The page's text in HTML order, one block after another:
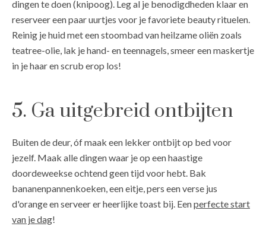
dingen te doen (knipoog). Leg al je benodigdheden klaar en
reserveer een paar uurtjes voor je favoriete beauty rituelen.
Reinig je huid met een stoombad van heilzame oliën zoals
teatree-olie, lak je hand- en teennagels, smeer een maskertje
in je haar en scrub erop los!
5. Ga uitgebreid ontbijten
Buiten de deur, óf maak een lekker ontbijt op bed voor
jezelf. Maak alle dingen waar je op een haastige
doordeweekse ochtend geen tijd voor hebt. Bak
bananenpannenkoeken, een eitje, pers een verse jus
d'orange en serveer er heerlijke toast bij. Eenperfecte start
van je dag!